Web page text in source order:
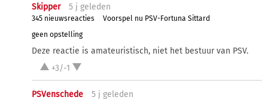
Skipper 5 j geleden
345 nieuwsreacties
Voorspel nu PSV-Fortuna Sittard
geen opstelling
Deze reactie is amateuristisch, niet het bestuur van PSV.
+3/-1
PSVenschede 5 j geleden